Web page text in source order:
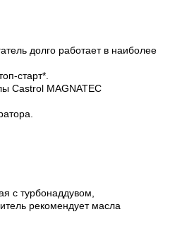
долго работает в наиболее
старт*.
Castrol MAGNATEC
с турбонаддувом,
рекомендует масла